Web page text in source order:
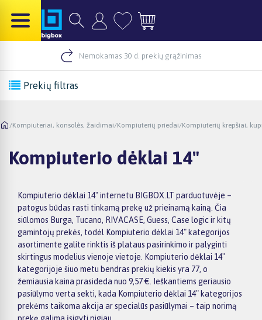
Nemokamas 30 d. prekių grąžinimas
Prekių filtras
/Kompiuteriai, konsolės, žaidimai/Kompiuterių priedai/Kompiuterių krepšiai,
Kompiuterio dėklai 14"
Kompiuterio dėklai 14" internetu BIGBOX.LT parduotuvėje –
patogus būdas rasti tinkamą prekę už prieinamą kainą. Čia
siūlomos Burga, Tucano, RIVACASE, Guess, Case logic ir kitų
gamintojų prekės, todėl Kompiuterio dėklai 14" kategorijos
asortimente galite rinktis iš plataus pasirinkimo ir palyginti
skirtingus modelius vienoje vietoje. Kompiuterio dėklai 14"
kategorijoje šiuo metu bendras prekių kiekis yra 77, o
žemiausia kaina prasideda nuo 9,57 €. Ieškantiems geriausio
pasiūlymo verta sekti, kada Kompiuterio dėklai 14" kategorijos
prekėms taikoma akcija ar specialūs pasiūlymai – taip norimą